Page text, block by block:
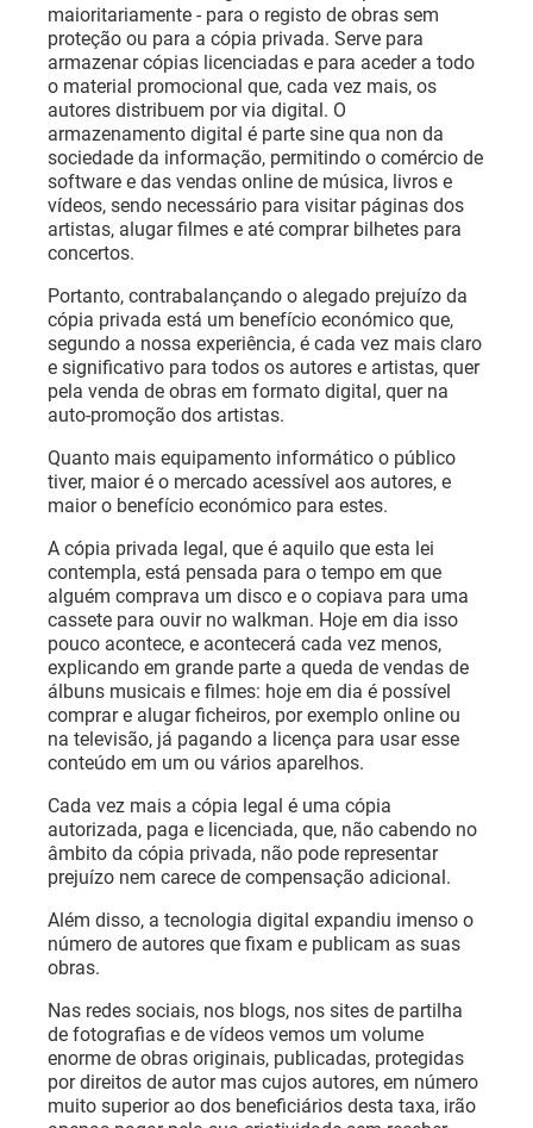
maioritariamente - para o registo de obras sem
proteção ou para a cópia privada. Serve para
armazenar cópias licenciadas e para aceder a todo
o material promocional que, cada vez mais, os
autores distribuem por via digital. O
armazenamento digital é parte sine qua non da
sociedade da informação, permitindo o comércio de
software e das vendas online de música, livros e
vídeos, sendo necessário para visitar páginas dos
artistas, alugar filmes e até comprar bilhetes para
concertos.
Portanto, contrabalançando o alegado prejuízo da
cópia privada está um benefício económico que,
segundo a nossa experiência, é cada vez mais claro
e significativo para todos os autores e artistas, quer
pela venda de obras em formato digital, quer na
auto-promoção dos artistas.
Quanto mais equipamento informático o público
tiver, maior é o mercado acessível aos autores, e
maior o benefício económico para estes.
A cópia privada legal, que é aquilo que esta lei
contempla, está pensada para o tempo em que
alguém comprava um disco e o copiava para uma
cassete para ouvir no walkman. Hoje em dia isso
pouco acontece, e acontecerá cada vez menos,
explicando em grande parte a queda de vendas de
álbuns musicais e filmes: hoje em dia é possível
comprar e alugar ficheiros, por exemplo online ou
na televisão, já pagando a licença para usar esse
conteúdo em um ou vários aparelhos.
Cada vez mais a cópia legal é uma cópia
autorizada, paga e licenciada, que, não cabendo no
âmbito da cópia privada, não pode representar
prejuízo nem carece de compensação adicional.
Além disso, a tecnologia digital expandiu imenso o
número de autores que fixam e publicam as suas
obras.
Nas redes sociais, nos blogs, nos sites de partilha
de fotografias e de vídeos vemos um volume
enorme de obras originais, publicadas, protegidas
por direitos de autor mas cujos autores, em número
muito superior ao dos beneficiários desta taxa, irão